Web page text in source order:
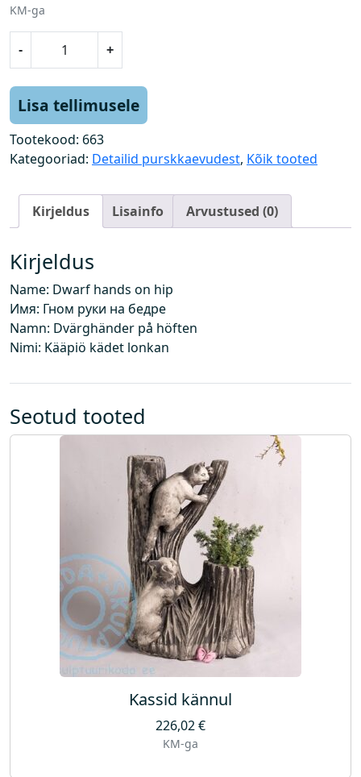
KM-ga
-
p
i
k
a
m
a
t
u
j
a
r
a
v
+
Lisa tellimusele
Tootekood: 663
Kategooriad: Detailid purskkaevudest, Kõik tooted
Kirjeldus Lisainfo Arvustused (0)
Kirjeldus
Name: Dwarf hands on hip
Имя: Гном руки на бедре
Namn: Dvärghänder på höften
Nimi: Kääpiö kädet lonkan
Seotud tooted
Kassid kännul
226,02€
KM-ga